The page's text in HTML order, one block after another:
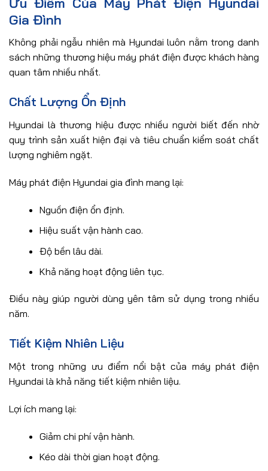
Gia Đình
Không phải ngẫu nhiên mà Hyundai luôn nằm trong danh
sách những thương hiệu máy phát điện được khách hàng
quan tâm nhiều nhất.
Chất Lượng Ổn Định
Hyundai là thương hiệu được nhiều người biết đến nhờ
quy trình sản xuất hiện đại và tiêu chuẩn kiểm soát chất
lượng nghiêm ngặt.
Máy phát điện Hyundai gia đình mang lại:
Nguồn điện ổn định.
Hiệu suất vận hành cao.
Độ bền lâu dài.
Khả năng hoạt động liên tục.
Điều này giúp người dùng yên tâm sử dụng trong nhiều
năm.
Tiết Kiệm Nhiên Liệu
Một trong những ưu điểm nổi bật của máy phát điện
Hyundai là khả năng tiết kiệm nhiên liệu.
Lợi ích mang lại:
Giảm chi phí vận hành.
Kéo dài thời gian hoạt động.